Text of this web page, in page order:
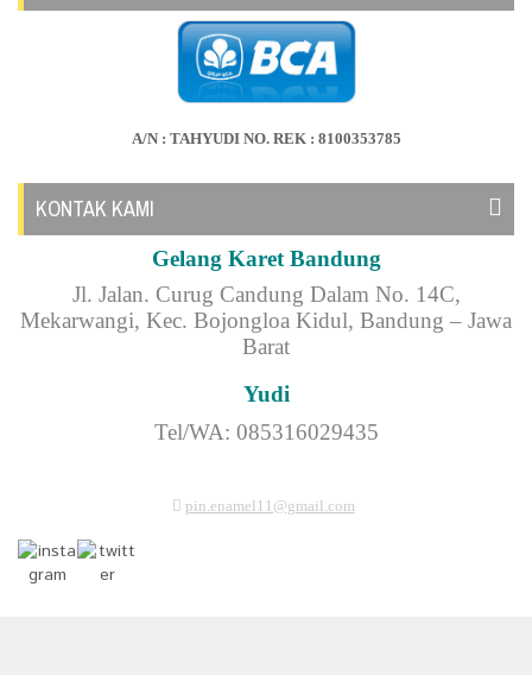
A/N : TAHYUDI NO. REK : 8100353785
KONTAK KAMI
Gelang Karet Bandung
Jl. Jalan. Curug Candung Dalam No. 14C,
Mekarwangi, Kec. Bojongloa Kidul, Bandung – Jawa
Barat
Yudi
Tel/WA: 085316029435
pin.enamel11@gmail.com